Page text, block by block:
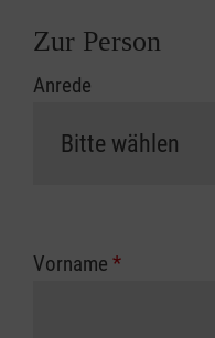
Zur Person
Anrede
Vorname *